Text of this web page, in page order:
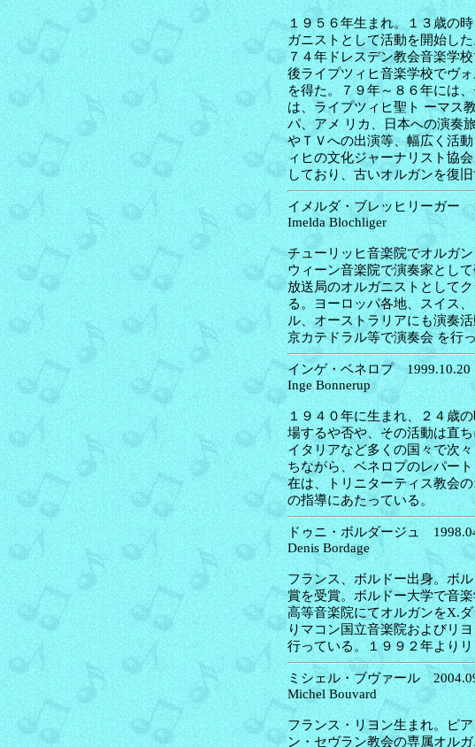
１９５６年生まれ。１３歳の
ガニストとして活動を開始し
７４年ドレスデン教会音楽学
後ライプツィヒ音楽学校でヴ
を得た。７９年～８６年には
は、ライプツィヒ聖ト ーマス
パ、アメ リカ、日本への演奏
やＴＶへの出演等、幅広く活
ィヒの文化ジャーナリスト協
しており、古いオルガンを復
イメルダ・ブレッヒリーガー
Imelda Blochliger
チューリッヒ音楽院でオルガ
ウィーン音楽院で演奏家とし
放送局のオルガニストとして
る。ヨーロッパ各地、スイス
ル、オーストラリアにも演奏
京カテドラル等で演奏会 を行
インゲ・ベネロプ
Inge Bonnerup
１９４０年に生まれ、２４歳
場するや否や、その活動は直
イタリアなど多くの国々で次
ちながら、ベネロプのレパー
在は、トリニターティス教会
の指導にあたっている。
ドゥニ・ボルダージュ
Denis Bordage
フランス、ボルドー出身。ボ
賞を受賞。ボルドー大学で音
高等音楽院にてオルガンをX.
りマコン国立音楽院およびリ
行っている。１９９２年より
ミシェル・ブヴァール
Michel Bouvard
フランス・リヨン生まれ。ピ
ン・セヴラン教会の専属オル